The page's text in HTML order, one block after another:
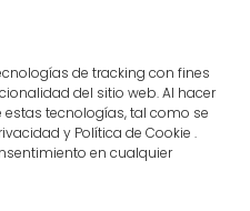
de tracking con fines
del sitio web. Al hacer
estas tecnologías, tal como se
y Política de Cookie .
en cualquier